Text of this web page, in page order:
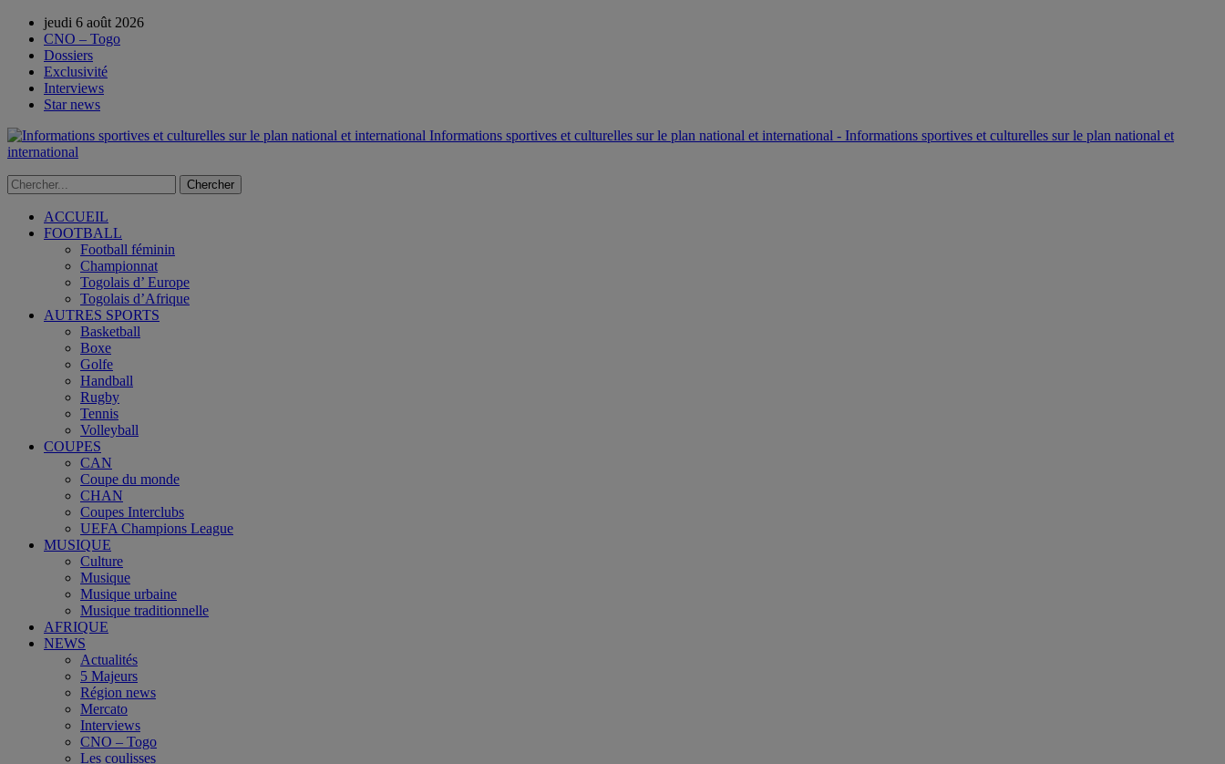
jeudi 6 août 2026
CNO – Togo
Dossiers
Exclusivité
Interviews
Star news
Informations sportives et culturelles sur le plan national et international - Informations sportives et culturelles sur le plan national et
international
ACCUEIL
FOOTBALL
Football féminin
Championnat
Togolais d’ Europe
Togolais d’Afrique
AUTRES SPORTS
Basketball
Boxe
Golfe
Handball
Rugby
Tennis
Volleyball
COUPES
CAN
Coupe du monde
CHAN
Coupes Interclubs
UEFA Champions League
MUSIQUE
Culture
Musique
Musique urbaine
Musique traditionnelle
AFRIQUE
NEWS
Actualités
5 Majeurs
Région news
Mercato
Interviews
CNO – Togo
Les coulisses